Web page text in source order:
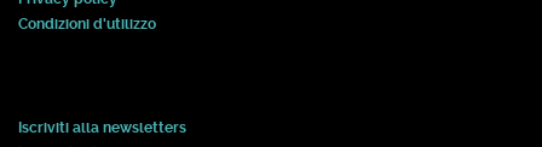
Condizioni d'utilizzo
Iscriviti alla newsletters